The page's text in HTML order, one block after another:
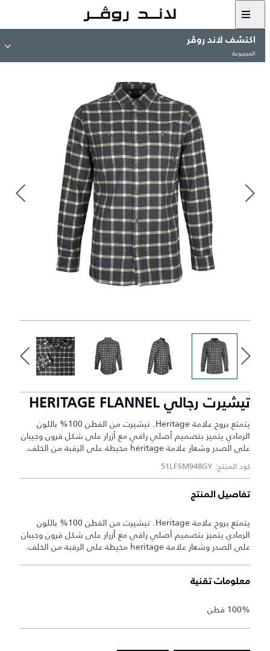
اكتشف لاند روڤر
المجموعة
تيشيرت رجالي HERITAGE FLANNEL
يتمتع بروح علامة Heritage. تيشيرت من القطن 100% باللون
الرمادي يتميز بتصميم أصلي راقي مع أزرار على شكل قرون وجيبان
على الصدر وشعار علامة heritage مخيطة على الرقبة من الخلف.
كود المنتج: 51LFSM948GY
تفاصيل المنتج
يتمتع بروح علامة Heritage. تيشيرت من القطن 100% باللون
الرمادي يتميز بتصميم أصلي راقي مع أزرار على شكل قرون وجيبان
على الصدر وشعار علامة heritage مخيطة على الرقبة من الخلف.
معلومات تقنية
100% قطن